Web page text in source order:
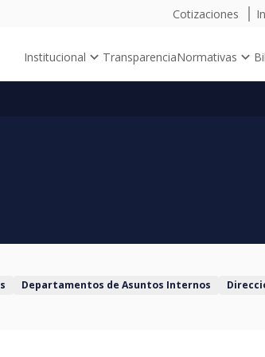
Cotizaciones
Institucional TransparenciaNormativas
Departamentos de Asuntos Internos